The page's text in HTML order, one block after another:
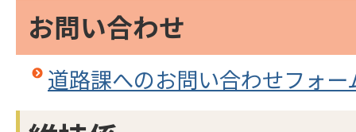
お問い合わせ
道路課へのお問い合わせフォー